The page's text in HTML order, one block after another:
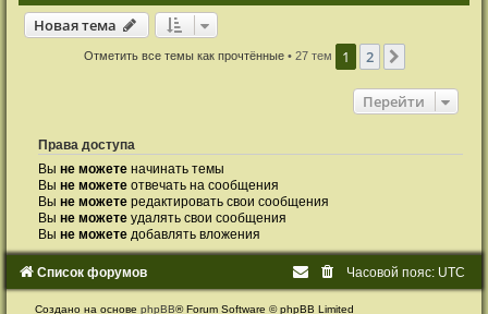
Новая тема
Новаятема
Отметить все темы как прочтённые• 27 тем 1 2
Перейти
Права доступа
Выне можете начинать темы
Выне можете отвечать на сообщения
Выне можете редактировать свои сообщения
Выне можете удалять свои сообщения
Выне можете добавлять вложения
Список форумов Часовой пояс: UTC
Создано на основеphpBB® Forum Software © phpBB Limited